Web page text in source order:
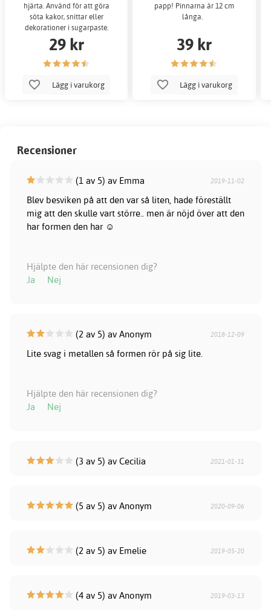
hjärta. Använd för att göra
söta kakor, snittar eller
dekorationer i sugarpaste.
Utstickaren är c
29 kr
Lägg i varukorg
papp! Pinnarna är 12 cm
långa.
39 kr
Lägg i varukorg
Recensioner
(1 av 5) av Emma 2019-11-02
Blev besviken på att den var så liten, hade föreställt
mig att den skulle vart större.. men är nöjd över att den
har formen den har ☺️
Hjälpte den här recensionen dig?
Ja
Nej
(2 av 5) av Anonym 2018-12-09
Lite svag i metallen så formen rör på sig lite.
Hjälpte den här recensionen dig?
Ja
Nej
(3 av 5) av Cecilia 2021-01-31
(5 av 5) av Anonym 2020-09-06
(2 av 5) av Emelie 2019-05-20
(4 av 5) av Anonym 2019-03-13